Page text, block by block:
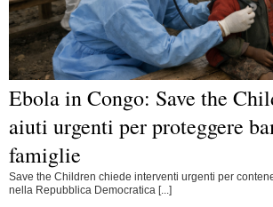
Ebola in Congo: Save the
aiuti urgenti per proteggere
famiglie
Save the Children chiede interventi urgenti per
nella Repubblica Democratica [...]